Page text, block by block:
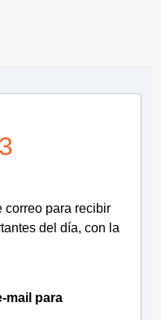
correo para recibir
del día, con la
mail para